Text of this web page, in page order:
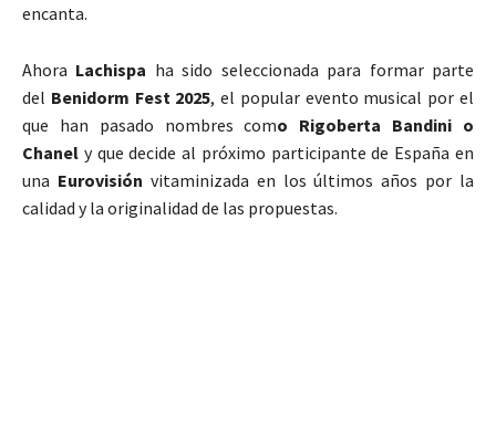
encanta.
Ahora Lachispa ha sido seleccionada para formar parte
del Benidorm Fest 2025, el popular evento musical por el
que han pasado nombres como Rigoberta Bandini o
Chanel y que decide al próximo participante de España en
una Eurovisión vitaminizada en los últimos años por la
calidad y la originalidad de las propuestas.